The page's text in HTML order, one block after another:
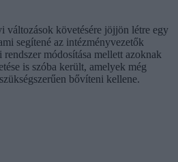
változások követésére jöjjön létre egy
segítené az intézményvezetők
módosítása mellett azoknak
is szóba került, amelyek még
bővíteni kellene.